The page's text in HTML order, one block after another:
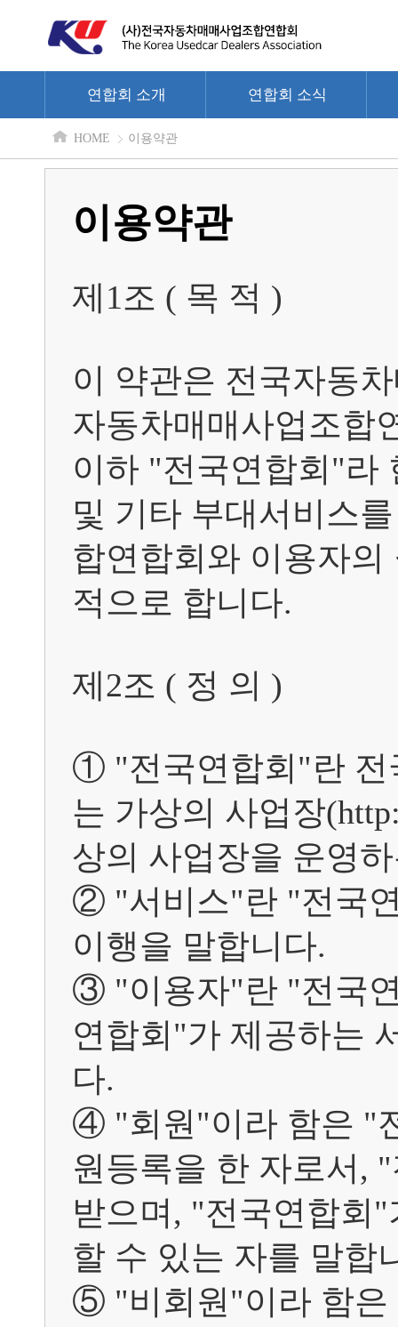
연합회 소개 연합회 소식
HOME 이용약관
이용약관
제1조 ( 목 적 )
이 약관은 전국자동
자동차매매사업조합
이하 "전국연합회"라
및 기타 부대서비스
합연합회와 이용자
적으로 합니다.
제2조 ( 정 의 )
① "전국연합회"란 전
는 가상의 사업장
상의 사업장을 운영
② "서비스"란 "전국
이행을 말합니다.
③ "이용자"란 "전국
연합회"가 제공하는
다.
④ "회원"이라 함은 "
원등록을 한 자로서,
받으며, "전국연합회
할 수 있는 자를 말합
⑤ "비회원"이라 함은